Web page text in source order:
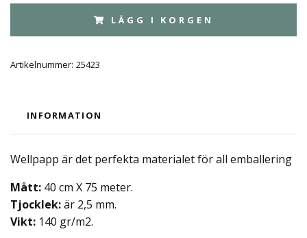
LÄGG I KORGEN
Artikelnummer: 25423
INFORMATION
Wellpapp är det perfekta materialet för all emballering
Mått: 40 cm X 75 meter.
Tjocklek:är 2,5 mm.
Vikt: 140 gr/m2.